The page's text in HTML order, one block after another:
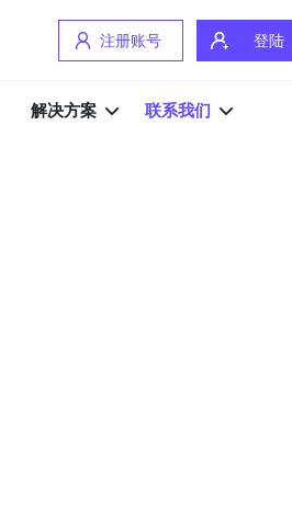
注册账号 登陆
解决方案 联系我们